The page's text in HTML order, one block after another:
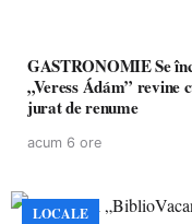
GASTRONOMIE Se încing ceaunele la Satu Mare! Concursul
„Veress Ádám” revine
jurat de renume
acum 6 ore
LOCALE